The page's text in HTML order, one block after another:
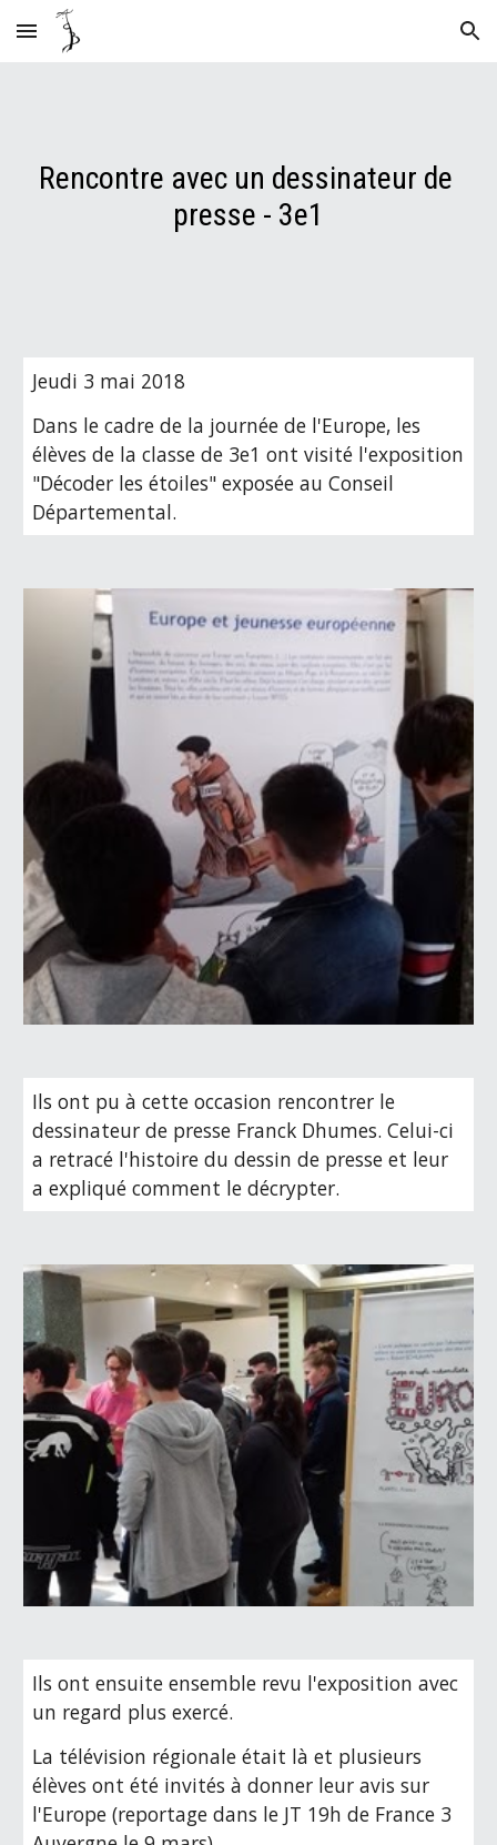
Skip to main content Skip to navigation
Rencontre avec un dessinateur de
presse - 3e1
Jeudi 3 mai 2018
Dans le cadre de la journée de l'Europe, les
élèves de la classe de 3e1 ont visité l'exposition
"Décoder les étoiles" exposée au Conseil
Départemental.
Ils ont pu à cette occasion rencontrer le
dessinateur de presse Franck Dhumes. Celui-ci
a retracé l'histoire du dessin de presse et leur
a expliqué comment le décrypter.
Ils ont ensuite ensemble revu l'exposition avec
un regard plus exercé.
La télévision régionale était là et plusieurs
élèves ont été invités à donner leur avis sur
l'Europe (reportage dans le JT 19h de France 3